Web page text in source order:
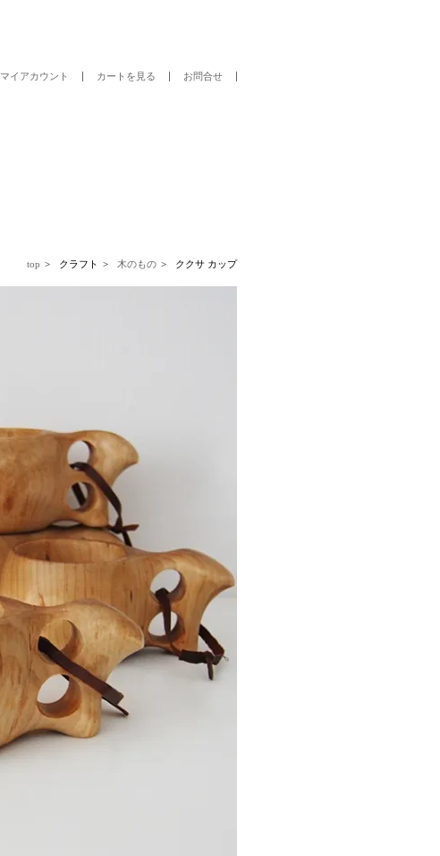
マイアカウント カートを見る お問合せ
top クラフト 木のもの ククサ カップ